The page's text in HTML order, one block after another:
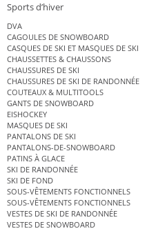
Sports d’hiver
DVA
CAGOULES DE SNOWBOARD
CASQUES DE SKI ET MASQUES DE SKI
CHAUSSETTES & CHAUSSONS
CHAUSSURES DE SKI
CHAUSSURES DE SKI DE RANDONNÉE
COUTEAUX & MULTITOOLS
GANTS DE SNOWBOARD
EISHOCKEY
MASQUES DE SKI
PANTALONS DE SKI
PANTALONS-DE-SNOWBOARD
PATINS À GLACE
SKI DE RANDONNÉE
SKI DE FOND
SOUS-VÊTEMENTS FONCTIONNELS
SOUS-VÊTEMENTS FONCTIONNELS
VESTES DE SKI DE RANDONNÉE
VESTES DE SNOWBOARD